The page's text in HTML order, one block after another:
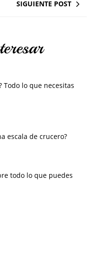
SIGUIENTE POST
Todo lo que necesitas
escala de crucero?
todo lo que puedes